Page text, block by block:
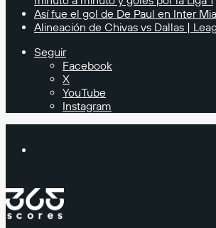
Así fue el gol de De Paul en Inter
Alineación de Chivas vs Dallas |
Seguir
Facebook
X
YouTube
Instagram